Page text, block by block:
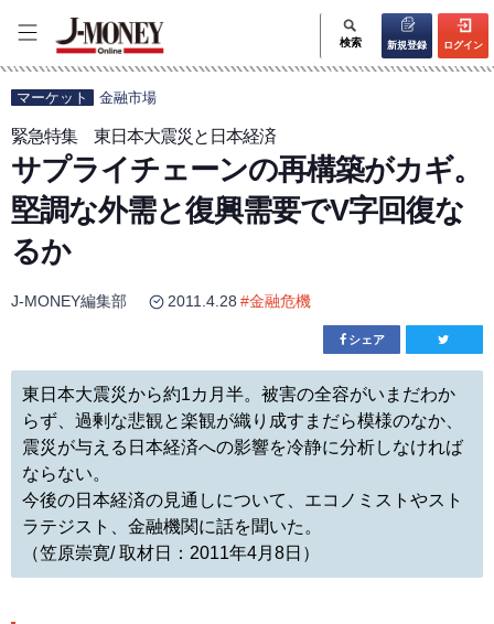
検索 新規登録 ログイン
マーケット 金融市場
緊急特集 東日本大震災と日本経済
サプライチェーンの再構築がカギ。
堅調な外需と復興需要でV字回復な
るか
J-MONEY編集部 2011.4.28 #金融危機
シェア
東日本大震災から約1カ月半。被害の全容がいまだわか
らず、過剰な悲観と楽観が織り成すまだら模様のなか、
震災が与える日本経済への影響を冷静に分析しなければ
ならない。
今後の日本経済の見通しについて、エコノミストやスト
ラテジスト、金融機関に話を聞いた。
（笠原崇寛/ 取材日：2011年4月8日）